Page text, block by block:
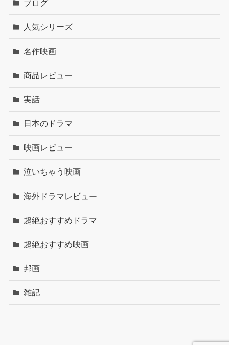
ブログ
人気シリーズ
名作映画
商品レビュー
実話
日本のドラマ
映画レビュー
泣いちゃう映画
海外ドラマレビュー
超絶おすすめドラマ
超絶おすすめ映画
邦画
雑記